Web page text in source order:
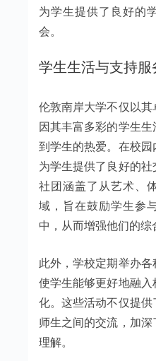
为学生提供了良好的
会。
学生生活与支持服
伦敦南岸大学不仅以
因其丰富多彩的学生
到学生的热爱。在校
为学生提供了良好的
社团涵盖了从艺术、
域，旨在鼓励学生参
中，从而增强他们的综
此外，学校定期举办各
使学生能够更好地融
化。这些活动不仅提
师生之间的交流，加
理解。